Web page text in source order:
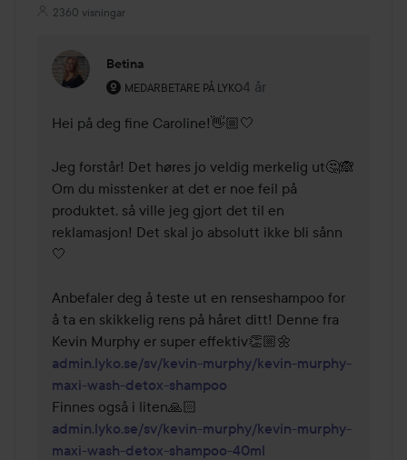
2360 visningar
Betina
MEDARBETARE PÅ LYKO
Användarens roll: Medarbetare på Lyko.
4 år
Kommentaren lades 4 år
Hei på deg fine Caroline!👋🏼🤍
Jeg forstår! Det høres jo veldig merkelig ut🤔🙈
Om du misstenker at det er noe feil på
produktet, så ville jeg gjort det til en
reklamasjon! Det skal jo absolutt ikke bli sånn
🤍
Anbefaler deg å teste ut en renseshampoo for
å ta en skikkelig rens på håret ditt! Denne fra
admin.lyko.se/sv/kevin-murphy/kevin-murphy-
maxi-wash-detox-shampoo
admin.lyko.se/sv/kevin-murphy/kevin-murphy-
maxi-wash-detox-shampoo-40ml